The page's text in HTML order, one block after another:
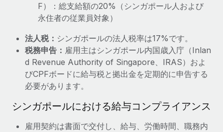
を保護することは極めて重要です。...
F）：総支給額の20%（シンガポール人および
永住者の従業員対象）
法人税： シンガポールの法人税率は17%です。
税務申告： 雇用主はシンガポール内国歳入庁（Inlan
d Revenue Authority of Singapore、IRAS）およ
びCPFボードに給与税と拠出金を定期的に申告する
必要があります。
シンガポールにおける給与コンプライアンス
雇用契約は書面で交付し、給与、労働時間、職務内